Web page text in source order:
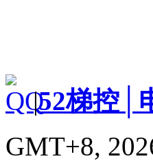
|52梯控│
GMT+8,